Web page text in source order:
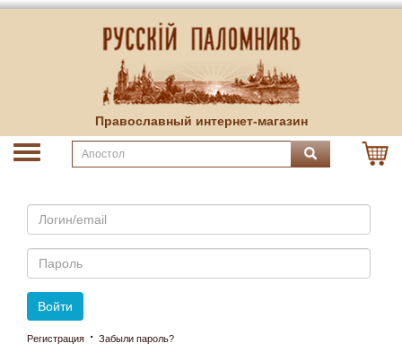
Православный интернет-магазин
Email
Пароль
Войти
Регистрация · Забыли пароль?